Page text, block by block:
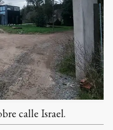
calle Israel.